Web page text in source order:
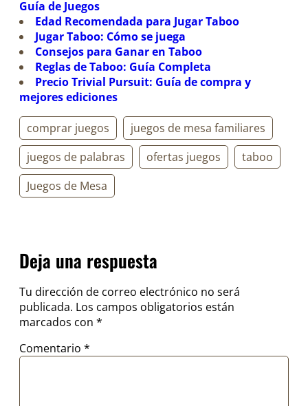
Guía de Juegos
Edad Recomendada para Jugar Taboo
Jugar Taboo: Cómo se juega
Consejos para Ganar en Taboo
Reglas de Taboo: Guía Completa
Precio Trivial Pursuit: Guía de compra y
mejores ediciones
comprar juegos
juegos de mesa familiares
juegos de palabras
ofertas juegos
taboo
Juegos de Mesa
Deja una respuesta
Tu dirección de correo electrónico no será
publicada. Los campos obligatorios están
marcados con *
Comentario *